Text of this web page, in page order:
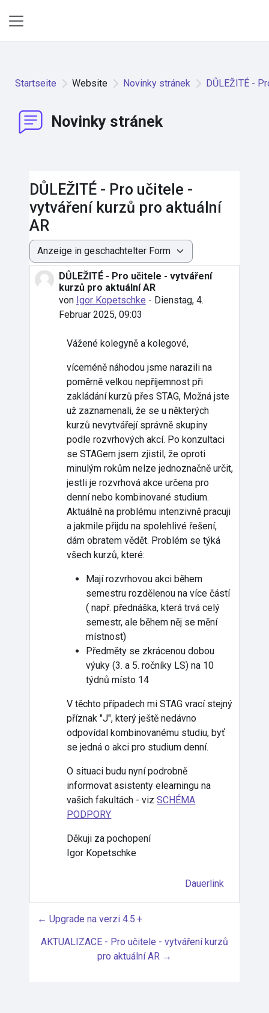
Startseite Website Novinky stránek DŮLEŽITÉ -
Novinky stránek
DŮLEŽITÉ - Pro učitele -
vytváření kurzů pro aktuální
AR
Anzeigemodus
DŮLEŽITÉ - Pro učitele - vytváření
kurzů pro aktuální AR
von Igor Kopetschke - Dienstag, 4.
Februar 2025, 09:03
Anzahl Antworten: 0
Vážené kolegyně a kolegové,
víceméně náhodou jsme narazili na
poměrně velkou nepříjemnost při
zakládání kurzů přes STAG, Možná jste
už zaznamenali, že se u některých
kurzů nevytvářejí správně skupiny
podle rozvrhových akcí. Po konzultaci
se STAGem jsem zjistil, že oproti
minulým rokům nelze jednoznačně určit,
jestli je rozvrhová akce určena pro
denní nebo kombinované studium.
Aktuálně na problému intenzivně pracuji
a jakmile přijdu na spolehlivé řešení,
dám obratem vědět. Problém se týká
všech kurzů, které:
Mají rozvrhovou akci během
semestru rozdělenou na více částí
( např. přednáška, která trvá celý
semestr, ale během něj se mění
místnost)
Předměty se zkrácenou dobou
výuky (3. a 5. ročníky LS) na 10
týdnů místo 14
V těchto případech mi STAG vrací stejný
příznak "J", který ještě nedávno
odpovídal kombinovanému studiu, byť
se jedná o akci pro studium denní.
O situaci budu nyní podrobně
informovat asistenty elearningu na
vašich fakultách - vizSCHÉMA
PODPORY
Děkuji za pochopení
Igor Kopetschke
Dauerlink
← Upgrade na verzi 4.5.+
AKTUALIZACE - Pro učitele - vytváření kurzů
pro aktuální AR →